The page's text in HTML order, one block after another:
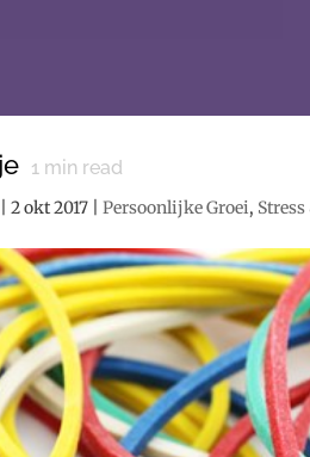
1 min read
2 okt 2017 Persoonlijke Groei,